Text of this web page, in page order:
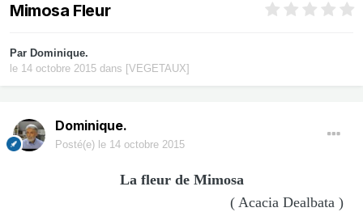
Mimosa Fleur
Par Dominique.
le 14 octobre 2015 dans [VEGETAUX]
Dominique.
Posté(e) le 14 octobre 2015
La fleur de Mimosa
( Acacia Dealbata )